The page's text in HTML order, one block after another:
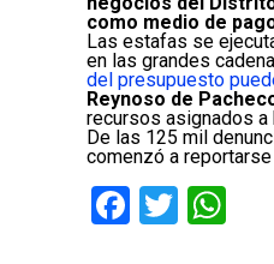
como medio de
Las estafas se
en las grandes
del presupuesto
Reynoso de
recursos asignados
De las 125 mil
comenzó a
Facebook
Twitter